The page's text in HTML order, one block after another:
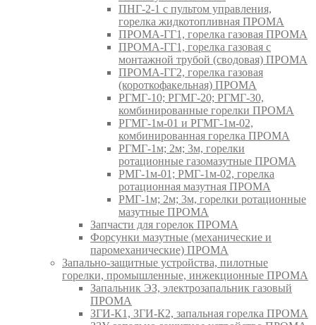
ПНГ-2-1 с пультом управления,
горелка жидкотопливная ПРОМА
ПРОМА-ГГ1, горелка газовая ПРОМА
ПРОМА-ГГ1, горелка газовая с
монтажной трубой (сводовая) ПРОМА
ПРОМА-ГГ2, горелка газовая
(короткофакельная) ПРОМА
РГМГ-10; РГМГ-20; РГМГ-30,
комбинированные горелки ПРОМА
РГМГ-1м-01 и РГМГ-1м-02,
комбинированная горелка ПРОМА
РГМГ-1м; 2м; 3м, горелки
ротационные газомазутные ПРОМА
РМГ-1м-01; РМГ-1м-02, горелка
ротационная мазутная ПРОМА
РМГ-1м; 2м; 3м, горелки ротационные
мазутные ПРОМА
Запчасти для горелок ПРОМА
Форсунки мазутные (механические и
паромеханические) ПРОМА
Запально-защитные устройства, пилотные
горелки, промышленные, инжекционные ПРОМА
Запальник ЭЗ, электрозапальник газовый
ПРОМА
ЗГИ-К1, ЗГИ-К2, запальная горелка ПРОМА